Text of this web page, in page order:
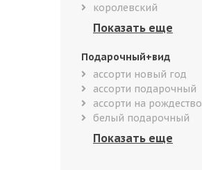
королевский
Подарочный+вид
ассорти новый год
ассорти подарочный
ассорти на рождество
белый подарочный